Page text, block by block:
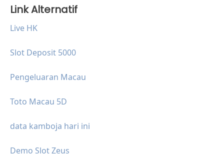
Link Alternatif
Live HK
Slot Deposit 5000
Pengeluaran Macau
Toto Macau 5D
data kamboja hari ini
Demo Slot Zeus